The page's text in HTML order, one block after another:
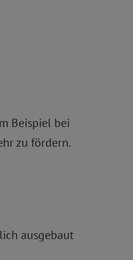
Beispiel bei
zu fördern.
ausgebaut